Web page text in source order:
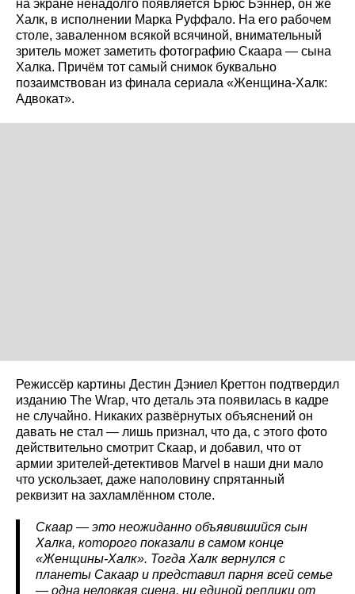
на экране ненадолго появляется Брюс Бэннер, он же
Халк, в исполнении Марка Руффало. На его рабочем
столе, заваленном всякой всячиной, внимательный
зритель может заметить фотографию Скаара — сына
Халка. Причём тот самый снимок буквально
позаимствован из финала сериала «Женщина-Халк:
Адвокат».
Режиссёр картины Дестин Дэниел Креттон подтвердил
изданию The Wrap, что деталь эта появилась в кадре
не случайно. Никаких развёрнутых объяснений он
давать не стал — лишь признал, что да, с этого фото
действительно смотрит Скаар, и добавил, что от
армии зрителей-детективов Marvel в наши дни мало
что ускользает, даже наполовину спрятанный
реквизит на захламлённом столе.
Скаар — это неожиданно объявившийся сын
Халка, которого показали в самом конце
«Женщины-Халк». Тогда Халк вернулся с
планеты Сакаар и представил парня всей семье
— одна неловкая сцена, ни единой реплики от